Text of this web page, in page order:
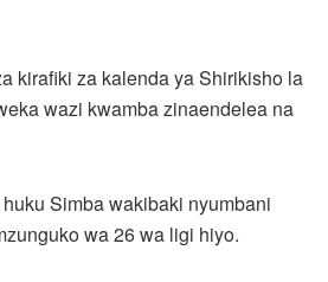
kirafiki za kalenda ya Shirikisho la
wazi kwamba zinaendelea na
Simba wakibaki nyumbani
wa 26 wa ligi hiyo.